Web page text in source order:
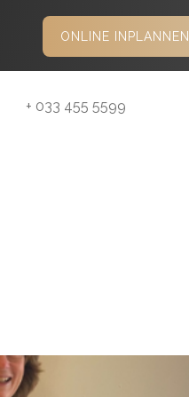
ONLINE INPLANNEN
+ 033 455 5599